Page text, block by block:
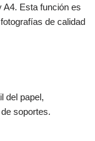
A4. Esta función es
de calidad
del papel,
soportes.